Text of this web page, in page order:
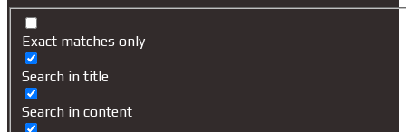
Exact matches only
Search in title
Search in content